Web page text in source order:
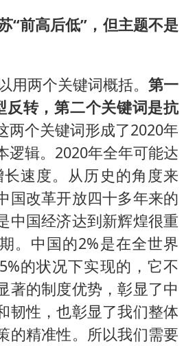
“前高后低”，但主题不是
用两个关键词概括。第一
反转，第二个关键词是抗
两个关键词形成了2020年
逻辑。2020年全年可能达
速度。从历史的角度来
国改革开放四十多年来的
中国经济达到新辉煌很重
。中国的2%是在全世界
的状况下实现的，它不
著的制度优势，彰显了中
韧性，也彰显了我们整体
的精准性。所以我们需要